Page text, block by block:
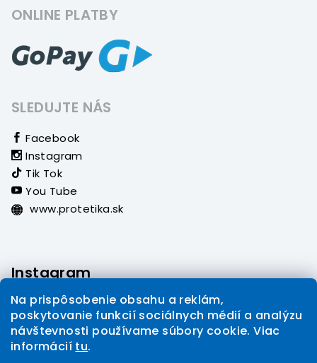
Na prispôsobenie obsahu a reklám,
poskytovanie funkcií sociálnych médií a analýzu
návštevnosti používame súbory cookie. Viac
informácií tu.
ONLINE PLATBY
SLEDUJTE NÁS
Facebook
Instagram
Tik Tok
You Tube
www.protetika.sk
Instagram